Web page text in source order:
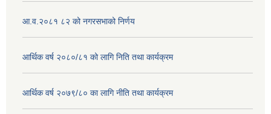
आ.व.२०८१ ८२ को नगरसभाको निर्णय
आर्थिक वर्ष २०८०/८१ को लागि निति तथा कार्यक्रम
आर्थिक वर्ष २०७९/८० का लागि नीति तथा कार्यक्रम